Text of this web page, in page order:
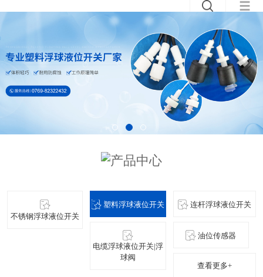
不锈钢浮球液位开关
塑料浮球液位开关 连杆浮球液位开关
电缆浮球液位开关|浮
球阀
油位传感器
查看更多+